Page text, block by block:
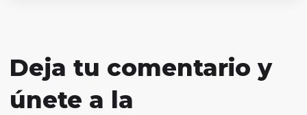
Deja tu comentario y
únete a la